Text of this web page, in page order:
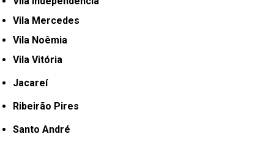
Vila Mercedes
Vila Noêmia
Vila Vitória
Jacareí
Ribeirão Pires
Santo André